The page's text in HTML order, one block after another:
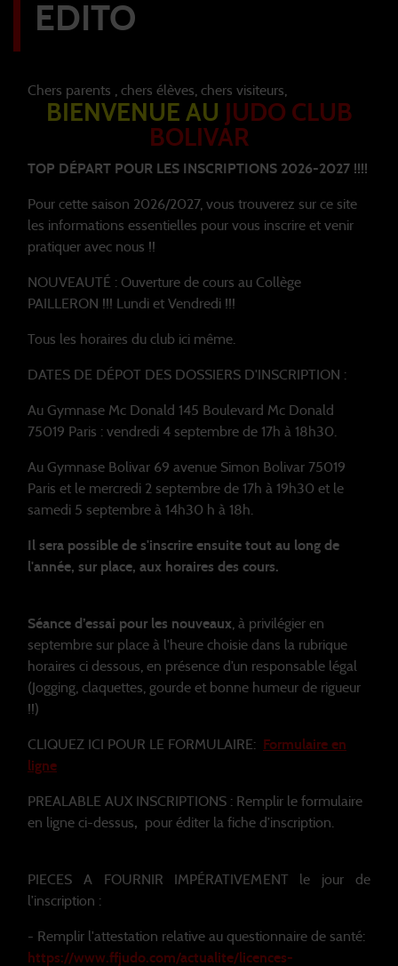
EDITO
Chers parents , chers élèves, chers visiteurs,
BIENVENUE AU
JUDO CLUB
BOLIVAR
TOP DÉPART POUR LES INSCRIPTIONS 2026-2027 !!!!
Pour cette saison 2026/2027, vous trouverez sur ce site
les informations essentielles pour vous inscrire et venir
pratiquer avec nous !!
NOUVEAUTÉ : Ouverture de cours au Collège
PAILLERON !!! Lundi et Vendredi !!!
Tous les horaires du club ici même.
DATES DE DÉPOT DES DOSSIERS D'INSCRIPTION :
Au Gymnase Mc Donald 145 Boulevard Mc Donald
75019 Paris : vendredi 4 septembre de 17h à 18h30.
Au Gymnase Bolivar 69 avenue Simon Bolivar 75019
Paris et le mercredi 2 septembre de 17h à 19h30 et le
samedi 5 septembre à 14h30 h à 18h.
Il sera possible de s'inscrire ensuite tout au long de
l'année, sur place, aux horaires des cours.
Séance d’essai pour les nouveaux , à privilégier en
septembre sur place à l'heure choisie dans la rubrique
horaires ci dessous, en présence d’un responsable légal
(Jogging, claquettes, gourde et bonne humeur de rigueur
!!)
CLIQUEZ ICI POUR LE FORMULAIRE: Formulaire en
ligne
PREALABLE AUX INSCRIPTIONS : Remplir le formulaire
en ligne ci-dessus, pour éditer la fiche d’inscription.
PIECES A FOURNIR IMPÉRATIVEMENT le jour de
l’inscription :
- Remplir l'attestation relative au questionnaire de santé:
https://www.ffjudo.com/actualite/licences-